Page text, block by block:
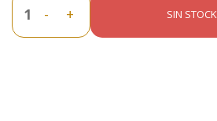
- + SIN STOCK